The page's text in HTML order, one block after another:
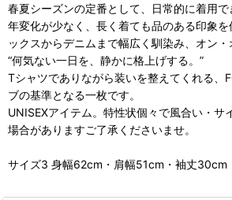
春夏シーズンの定番として、日常的に着用
年変化が少なく、長く着ても品のある印象
ックスからデニムまで幅広く馴染み、オン・
“何気ない一日を、静かに格上げする。”
Tシャツでありながら装いを整えてくれる、
ブの基準となる一枚です。
UNISEXアイテム。特性状個々で風合い・サ
場合がありますご了承くださいませ。
サイズ3 身幅62cm・肩幅51cm・袖丈30cm